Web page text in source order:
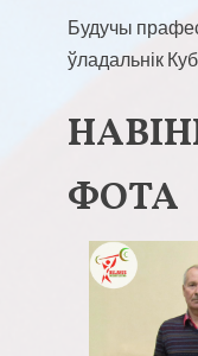
Будучы
ўладальнік
ФОТА